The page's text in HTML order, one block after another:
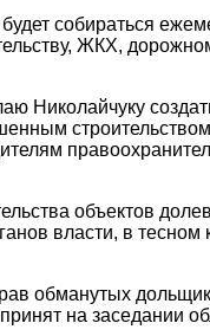
собираться
ЖКХ,
Николайчуку
объектов
власти, в
обманутых
на заседании